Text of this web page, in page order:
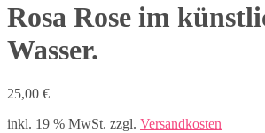
Rosa Rose im
Wasser.
25,00 €
inkl. 19 % MwSt. zzgl. Versandkosten